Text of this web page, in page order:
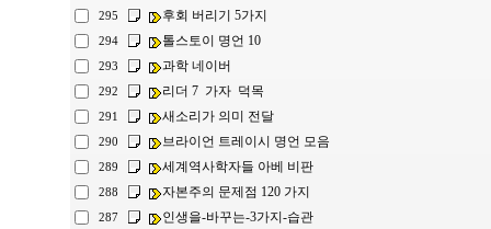
295 후회 버리기 5가지
294 톨스토이 명언 10
293 과학 네이버
292 리더 7 가자 덕목
291 새소리가 의미 전달
290 브라이언 트레이시 명언 모음
289 세계역사학자들 아베 비판
288 자본주의 문제점 120 가지
287 인생을-바꾸는-3가지-습관